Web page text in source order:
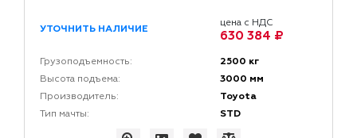
УТОЧНИТЬ НАЛИЧИЕ
цена с НДС
630 384 ₽
Грузоподъемность: 2500 кг
Высота подъема: 3000 мм
Производитель: Toyota
Тип мачты: STD